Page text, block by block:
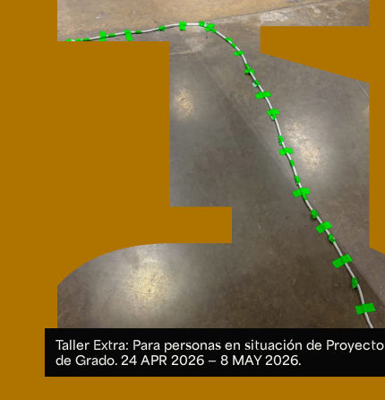
Taller Extra: Para personas en situación de Proyecto
de Grado. 24 APR 2026 ― 8 MAY 2026.